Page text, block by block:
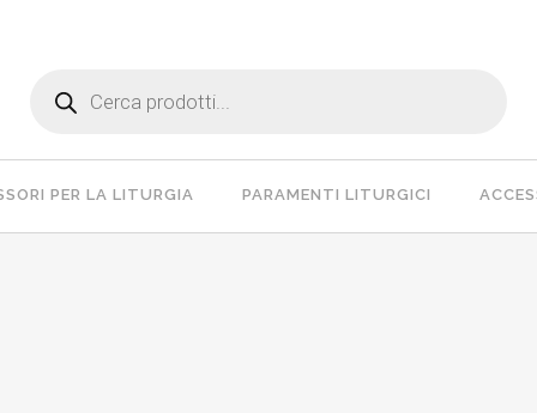
search
PER LA LITURGIA PARAMENTI LITURGICI